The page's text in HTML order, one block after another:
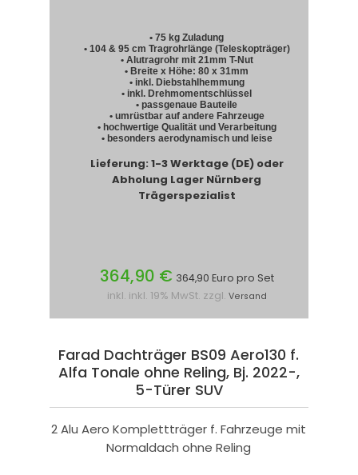
• 75 kg Zuladung
• 104 & 95 cm Tragrohrlänge (Teleskopträger)
• Alutragrohr mit 21mm T-Nut
• Breite x Höhe: 80 x 31mm
• inkl. Diebstahlhemmung
• inkl. Drehmomentschlüssel
• passgenaue Bauteile
• umrüstbar auf andere Fahrzeuge
• hochwertige Qualität und Verarbeitung
• besonders aerodynamisch und leise
Lieferung: 1-3 Werktage (DE) oder
Abholung Lager Nürnberg
Trägerspezialist
364,90 € 364,90 Euro pro Set
inkl. inkl. 19% MwSt. zzgl. Versand
Farad Dachträger BS09 Aero130 f.
Alfa Tonale ohne Reling, Bj. 2022-,
5-Türer SUV
2 Alu Aero Komplettträger f. Fahrzeuge mit
Normaldach ohne Reling